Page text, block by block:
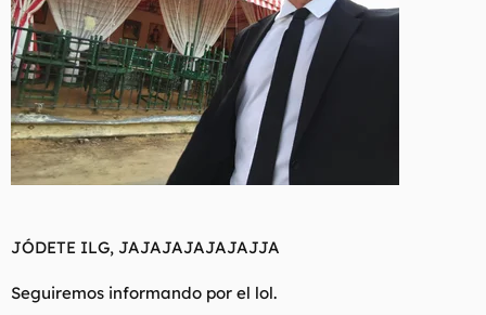
JÓDETE ILG, JAJAJAJAJAJAJJA
Seguiremos informando por el lol.